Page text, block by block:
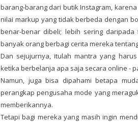
barang-barang dari butik Instagram,
nilai markup yang tidak berbeda dengan
benar-benar dibeli; lebih sering
banyak orang berbagi cerita mereka
Dan sejujurnya, itulah mantra yang
ketika berbelanja apa saja secara online -
Namun, juga bisa dipahami betapa
perangkap pengusaha mode yang
memberikannya.
Tetapi bagi mereka yang masih ingin